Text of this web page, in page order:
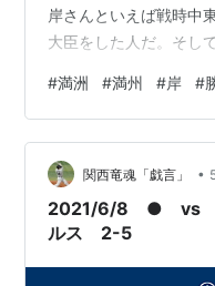
岸さんといえば戦時中
大臣をした人だ。そし
犯になりながら復活す
和国家にするより、反
犯の岸さんを釈放した
リカにはなくてはなら
ったら、面白い手だ。
たろう。 日本と協力し
#満洲 #満州 #岸 #
関西竜魂「戯言」 •
2021/6/8 ● vs 東
ルス 2-5